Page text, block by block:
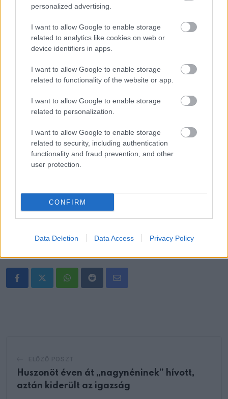
personalized advertising.
I want to allow Google to enable storage
related to analytics like cookies on web or
device identifiers in apps.
I want to allow Google to enable storage
related to functionality of the website or app.
I want to allow Google to enable storage
related to personalization.
I want to allow Google to enable storage
related to security, including authentication
functionality and fraud prevention, and other
user protection.
CONFIRM
Data Deletion Data Access Privacy Policy
Talán azt gondolta, lesz még idő.
Most, amikor a gyerekeimet azokba a takarókba csavarom,
elmesélem nekik, ki volt a nagymamájuk.
Azt mondom, csendben volt erős. Azt is, hogy nagyon tudott
szeretni, még ha nem mindig találta a legjobb formát hozzá.
Mesélek a vasárnapi palacsintákról, a hamis énekléséről a
konyhában, és arról, hogyan szorította meg a kezem, amikor
És minden este, miután elalszanak, óvatosan összehajtom a
„Sajnálom, anya. Most már értem.”
WhatsappRedditShare
Huszonöt éven át „nagynéninek” hívott,
aztán kiderült az igazság